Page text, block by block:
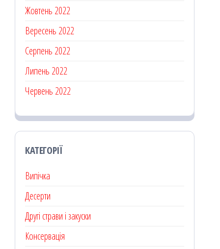
Жовтень 2022
Вересень 2022
Серпень 2022
Липень 2022
Червень 2022
КАТЕГОРІЇ
Випічка
Десерти
Другі страви і закуски
Консервація